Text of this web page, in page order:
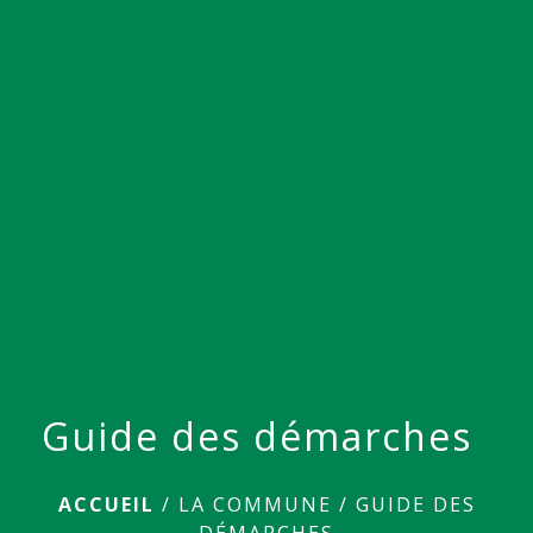
Guide des démarches
ACCUEIL / LA COMMUNE / GUIDE DES